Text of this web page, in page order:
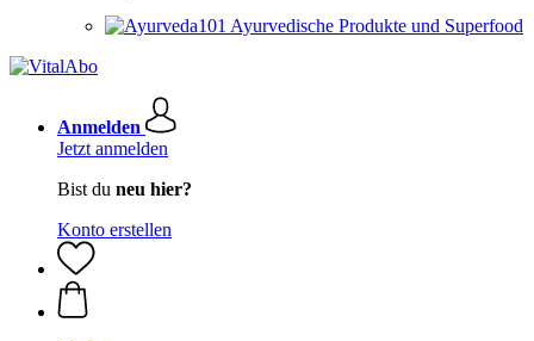
Ayurvedische Produkte und Superfood
Anmelden
Jetzt anmelden
Bist du neu hier?
Konto erstellen